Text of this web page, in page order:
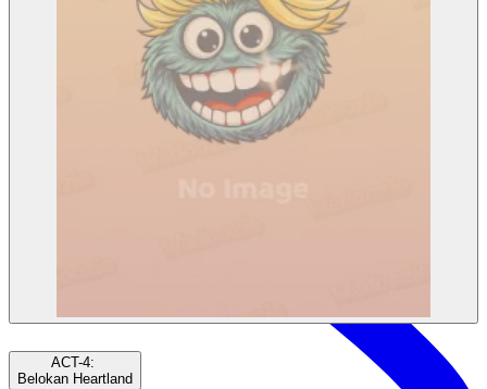
ACT-4:
Belokan Heartland
Wadoozie bukan hanya sebuah karakter, namun juga sebuah
gerakan yang didukung oleh komunitas. Didukung oleh $WADZ,
kami memadukan energi siaran langsung, penceritaan yang menarik,
dan aktivasi dunia nyata